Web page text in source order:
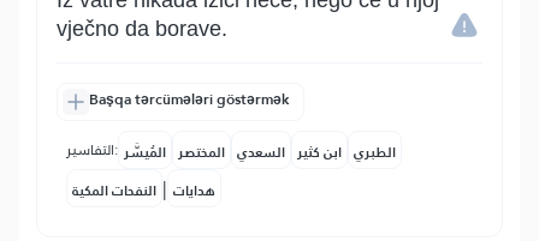
vječno da borave.
Başqa tərcümələri göstərmək
التفاسير: المُيسَّر المختصر السعدي ابن كثير الطبري
النفحات المكية | هدايات